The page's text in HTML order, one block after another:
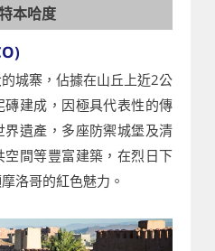
本哈度
城寨，佔據在山丘上近2公
建成，因極具代表性的傳
遺產，多座防禦城堡及清
間等豐富建築，在烈日下
洛哥的紅色魅力。